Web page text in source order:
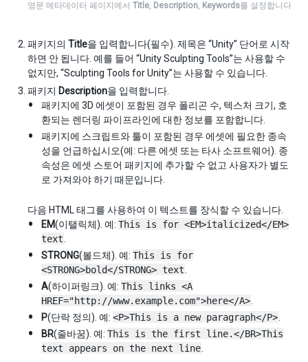
영문 메타데이터 페이지에서 Title, Description, Keywords를 설정합니다
패키지의 Title을 입력합니다(필수). 제목은 “Unity” 단어로 시작
하면 안 됩니다. 예를 들어 “Unity Sculpting Tools”는 사용할 수
없지만, “Sculpting Tools for Unity”는 사용할 수 있습니다.
패키지 Description을 입력합니다.
패키지에 3D 에셋이 포함된 경우 폴리곤 수, 텍스처 크기, 호
환되는 렌더링 파이프라인에 대한 정보를 포함합니다.
패키지에 스크립트와 툴이 포함된 경우 에셋에 필요한 종속
성을 언급하십시오(예: 다른 에셋 또는 타사 소프트웨어). 종
속성은 에셋 스토어 패키지에 추가할 수 없고 사용자가 별도
로 가져와야 하기 때문입니다.
다음 HTML 태그를 사용하여 이 텍스트를 장식할 수 있습니다.
EM(이탤릭체). 예: This is for <EM>italicized</EM>
text
STRONG(볼드체). 예: This is for
<STRONG>bold</STRONG> text
A(하이퍼링크). 예: This links <A
HREF="http://www.example.com">here</A>
P(단락 정의). 예: <P>This is a new paragraph</P>
BR(줄바꿈). 예: This is the first line.</BR>This
text appears on the next line